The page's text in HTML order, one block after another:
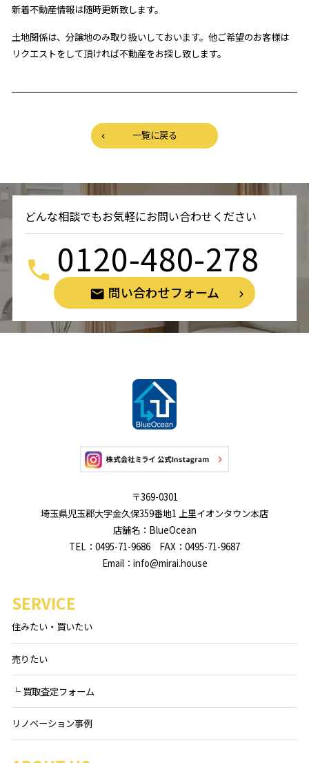
新着不動産情報は随時更新致します。
土地関係は、分譲地のみ取り扱いしておいます。他ご希望のお客様は
リクエストをして頂ければ不動産をお探し致します。
一覧に戻る
どんな相談でもお気軽にお問い合わせください
0120-480-278
問い合わせフォーム
〒369-0301
埼玉県児玉郡大字金久保359番地1 上里イオンタウン本店
店舗名：BlueOcean
TEL：0495-71-9686 FAX：0495-71-9687
Email：info@mirai.house
SERVICE
住みたい・買いたい
売りたい
└ 買取査定フォーム
リノベーション事例